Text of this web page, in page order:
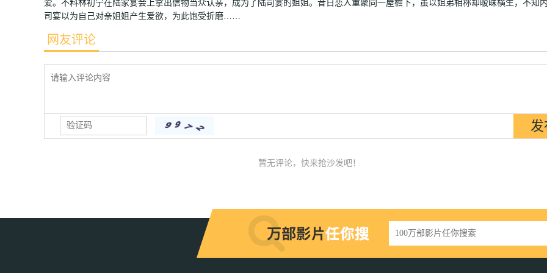
爱。不料林初宁在陆家宴会上拿出信物当众认亲，成为了陆司宴的姐姐。昔日恋人重聚同一屋檐下，虽以姐弟相称却暧昧横生，不知
司宴以为自己对亲姐姐产生爱欲，为此饱受折磨……
网友评论
暂无评论，快来抢沙发吧！